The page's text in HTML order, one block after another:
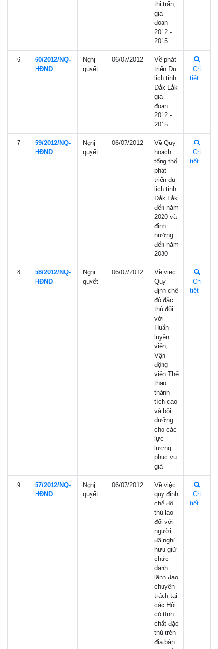
thị trấn,
giai
đoạn
2012 -
2015
6
60/2012/NQ-
HÐND
Nghị
quyết
06/07/2012
Về phát
triển Du
lịch tỉnh
Đắk Lắk
giai
đoạn
2012 -
2015
Chi
tiết
7
59/2012/NQ-
HÐND
Nghị
quyết
06/07/2012
Về Quy
hoạch
tổng thể
phát
triển du
lịch tỉnh
Đắk Lắk
đến năm
2020 và
định
hướng
đến năm
2030
Chi
tiết
8
58/2012/NQ-
HÐND
Nghị
quyết
06/07/2012
Về việc
Quy
định chế
độ đặc
thù đối
với
Huấn
luyện
viên,
Vận
động
viên Thể
thao
thành
tích cao
và bồi
dưỡng
cho các
lực
lượng
phục vụ
giải
Chi
tiết
9
57/2012/NQ-
HÐND
Nghị
quyết
06/07/2012
Về việc
quy định
chế độ
thù lao
đối với
người
đã nghỉ
hưu giữ
chức
danh
lãnh đạo
chuyên
trách tại
các Hội
có tính
chất đặc
thù trên
địa bàn
Chi
tiết